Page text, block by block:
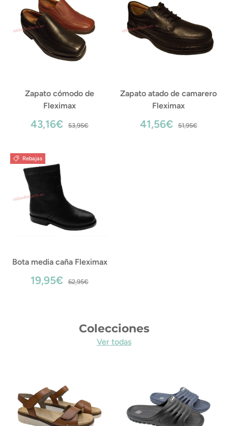
Zapato cómodo de
Fleximax
43,16€ 53,95€
Zapato atado de camarero
Fleximax
41,56€ 51,95€
Rebajas
Bota media caña Fleximax
19,95€ 62,95€
Colecciones
Ver todas